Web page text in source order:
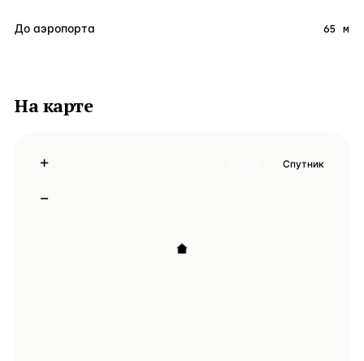
До аэропорта 65 м
На карте
+
−
Спутник